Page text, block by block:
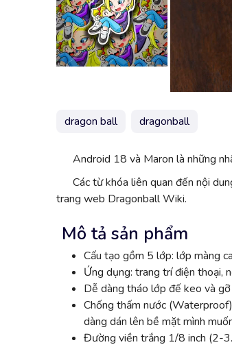
dragon ball dragonball
Android 18 và Maron là những
Các từ khóa liên quan đến nội
trang web Dragonball Wiki.
Mô tả sản phẩm
Cấu tạo gồm 5 lớp: lớp màng
Ứng dụng: trang trí điện thoại,
Dễ dàng tháo lớp đế keo và
Chống thấm nước
dàng dán lên bề mặt mình
Đường viền trắng 1/8 inch (2-